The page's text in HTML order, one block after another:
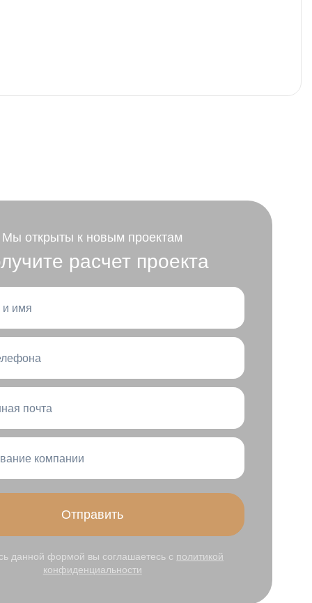
Мы открыты к новым проектам
расчет проекта
имя
почта
компании
Отправить
данной формой вы соглашаетесь с политикой
конфиденциальности